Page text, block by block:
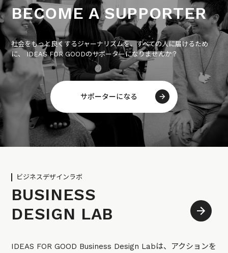
BECOME A SUPPORTER
社会をもっと良くするジャーナリズムを、すべての人に届けるため
に、 IDEAS FOR GOODのサポーターになりませんか？
サポーターになる
ビジネスデザインラボ
BUSINESS
DESIGN LAB
IDEAS FOR GOOD Business Design Labは、アクションを